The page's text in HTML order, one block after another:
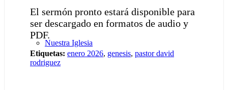
Nuestra Iglesia
El sermón pronto estará disponible para
ser descargado en formatos de audio y
PDF.
Etiquetas: enero 2026, genesis, pastor david
rodriguez